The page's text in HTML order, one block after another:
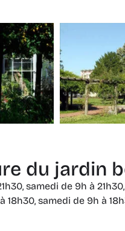
du jardin
samedi de 9h à
samedi de 9h à